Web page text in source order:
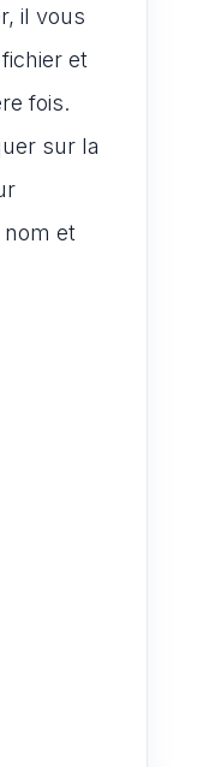
il vous
et
fois.
sur la
nom et